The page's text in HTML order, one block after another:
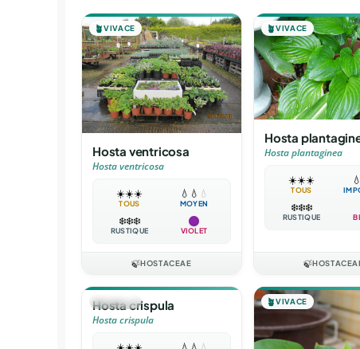
🪴VIVACE
Hosta ventricosa
Hosta ventricosa
☀️☀️☀️
TOUS
💧 💧 💧
MOYEN
❄️❄️❄️
RUSTIQUE VIOLET
🍃HOSTACEAE
🪴VIVACE
Hosta
Hosta plantaginea
☀️☀️☀️
TOUS
💧
❄️❄️❄️
RUSTIQUE
🍃
🪴VIVACE
Hosta crispula
Hosta crispula
🪴VIVACE